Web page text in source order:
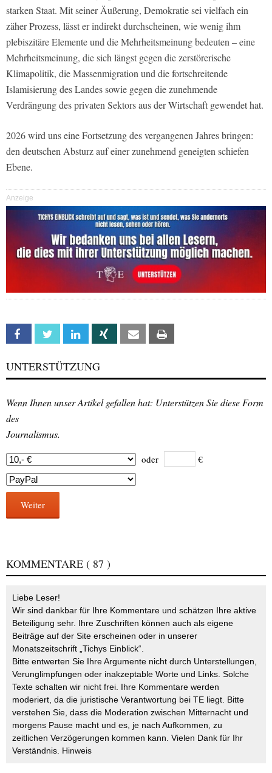
starken Staat. Mit seiner Äußerung, Demokratie sei vielfach ein
zäher Prozess, lässt er indirekt durchscheinen, wie wenig ihm
plebiszitäre Elemente und die Mehrheitsmeinung bedeuten – eine
Mehrheitsmeinung, die sich längst gegen die zerstörerische
Klimapolitik, die Massenmigration und die fortschreitende
Islamisierung des Landes sowie gegen die zunehmende
Verdrängung des privaten Sektors aus der Wirtschaft gewendet hat.
2026 wird uns eine Fortsetzung des vergangenen Jahres bringen:
den deutschen Absturz auf einer zunehmend geneigten schiefen
Ebene.
Anzeige
Facebook Twitter Linkedin Xing Email
UNTERSTÜTZUNG
Wenn Ihnen unser Artikel gefallen hat: Unterstützen Sie diese Form
des
Journalismus.
oder €
Weiter
KOMMENTARE ( 87 )
Liebe Leser!
Wir sind dankbar für Ihre Kommentare und schätzen Ihre aktive
Beteiligung sehr. Ihre Zuschriften können auch als eigene
Beiträge auf der Site erscheinen oder in unserer
Monatszeitschrift „Tichys Einblick“.
Bitte entwerten Sie Ihre Argumente nicht durch Unterstellungen,
Verunglimpfungen oder inakzeptable Worte und Links. Solche
Texte schalten wir nicht frei. Ihre Kommentare werden
moderiert, da die juristische Verantwortung bei TE liegt. Bitte
verstehen Sie, dass die Moderation zwischen Mitternacht und
morgens Pause macht und es, je nach Aufkommen, zu
zeitlichen Verzögerungen kommen kann. Vielen Dank für Ihr
Verständnis. Hinweis